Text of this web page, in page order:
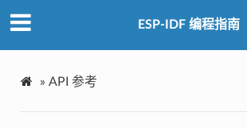
ESP-IDF 编程指南
» API 参考